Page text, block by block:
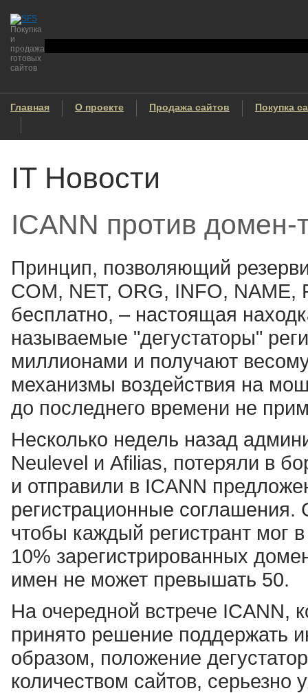
Покупка
и
продажа
готовых
сайтов
Главная О проекте Продажа сайтов Покупка
IT Новости
ICANN против домен-
Принцип, позволяющий
COM, NET, ORG, INFO,
бесплатно, – настоящая
называемые "дегустаторы"
миллионами и получают
механизмы воздействия на
до последнего времени не
Несколько недель назад
Neulevel и Afilias, потеряли в
и отправили в ICANN
регистрационные соглашения.
чтобы каждый регистрант мог
10% зарегистрированных
имен не может превышать 50.
На очередной встрече ICANN,
принято решение поддержать
образом, положение
количеством сайтов, серьезно